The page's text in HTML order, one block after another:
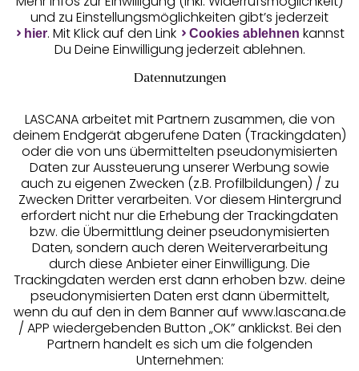
Unsere Apps
Services
Beratung
Über uns
Rechtliches
und zu Einstellungsmöglichkeiten gibt’s jederzeit
hier. Mit Klick auf den Link Cookies ablehnen kannst
Du Deine Einwilligung jederzeit ablehnen.
Datennutzungen
LASCANA arbeitet mit Partnern zusammen, die von
deinem Endgerät abgerufene Daten (Trackingdaten)
oder die von uns übermittelten pseudonymisierten
Daten zur Aussteuerung unserer Werbung sowie
auch zu eigenen Zwecken (z.B. Profilbildungen) / zu
Zwecken Dritter verarbeiten. Vor diesem Hintergrund
erfordert nicht nur die Erhebung der Trackingdaten
bzw. die Übermittlung deiner pseudonymisierten
Daten, sondern auch deren Weiterverarbeitung
durch diese Anbieter einer Einwilligung. Die
Trackingdaten werden erst dann erhoben bzw. deine
pseudonymisierten Daten erst dann übermittelt,
wenn du auf den in dem Banner auf www.lascana.de
/ APP wiedergebenden Button „OK” anklickst. Bei den
Partnern handelt es sich um die folgenden
Unternehmen: